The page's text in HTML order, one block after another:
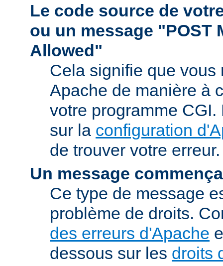
Le code source de
ou un message "POST
Allowed"
Cela signifie que vous
Apache de manière à
votre programme
sur la configuration
de trouver votre erreur.
Un message
Ce type de message
problème de droits.
des erreurs d'Apache
dessous sur les droits